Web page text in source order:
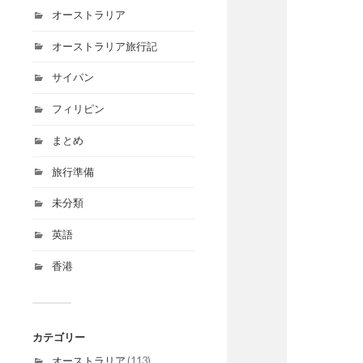
オーストラリア
オーストラリア旅行記
サイパン
フィリピン
まとめ
旅行準備
未分類
英語
香港
カテゴリー
オーストラリア (113)